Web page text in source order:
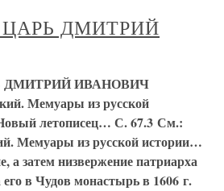
ЦАРЬ ДМИТРИЙ
ДМИТРИЙ ИВАНОВИЧ
Мемуары из русской
летописец… С. 67.3 См.:
Мемуары из русской истории…
а затем низвержение патриарха
в Чудов монастырь в 1606 г.